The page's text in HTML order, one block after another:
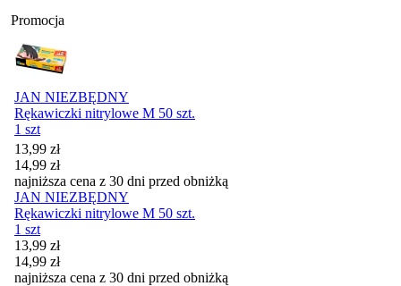
Promocja
JAN NIEZBĘDNY
Rękawiczki nitrylowe M 50 szt.
1 szt
Cena promocyjna
13,99 zł
14,99 zł
najniższa cena z 30 dni przed obniżką
JAN NIEZBĘDNY
Rękawiczki nitrylowe M 50 szt.
1 szt
Cena promocyjna
13,99 zł
14,99 zł
najniższa cena z 30 dni przed obniżką